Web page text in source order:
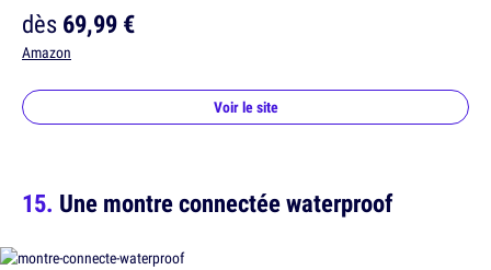
dès69,99 €
Amazon
Voir le site
Une montre connectée waterproof